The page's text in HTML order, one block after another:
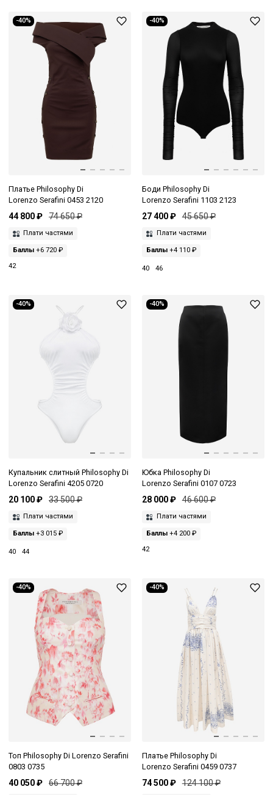
-40%
Платье Philosophy Di
Lorenzo Serafini 0453 2120
44 800 ₽ 74 650 ₽
Плати частями
Баллы +6 720 ₽
42
-40%
Боди Philosophy Di
Lorenzo Serafini 1103 2123
27 400 ₽ 45 650 ₽
Плати частями
Баллы+4 110 ₽
40 46
-40%
Купальник слитный Philosophy Di
Lorenzo Serafini 4205 0720
20 100 ₽ 33 500 ₽
Плати частями
Баллы +3 015 ₽
40 44
-40%
Юбка Philosophy Di
Lorenzo Serafini 0107 0723
28 000 ₽ 46 600 ₽
Плати частями
Баллы+4 200 ₽
42
-40%
Топ Philosophy Di Lorenzo Serafini
0803 0735
40 050 ₽ 66 700 ₽
-40%
Платье Philosophy Di
Lorenzo Serafini 0459 0737
74 500 ₽ 124 100 ₽